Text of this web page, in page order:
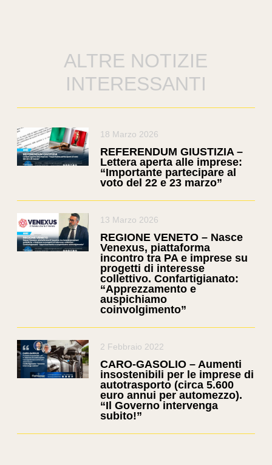
ALTRE NOTIZIE
INTERESSANTI
18 Marzo 2026
REFERENDUM GIUSTIZIA –
Lettera aperta alle imprese:
“Importante partecipare al
voto del 22 e 23 marzo”
13 Marzo 2026
REGIONE VENETO – Nasce
Venexus, piattaforma
incontro tra PA e imprese su
progetti di interesse
collettivo. Confartigianato:
“Apprezzamento e
auspichiamo
coinvolgimento”
2 Febbraio 2022
CARO-GASOLIO – Aumenti
insostenibili per le imprese di
autotrasporto (circa 5.600
euro annui per automezzo).
“Il Governo intervenga
subito!”